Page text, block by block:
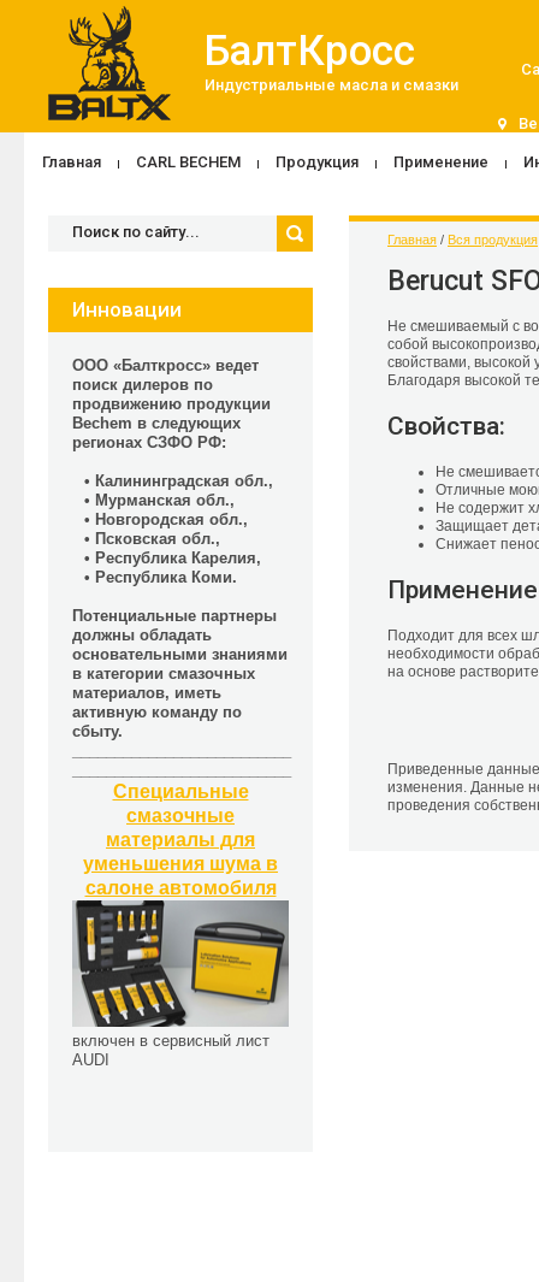
БалтКросс
Индустриальные масла и смазки
Главная CARL BECHEM Продукция Применение
Инновации
ООО «Балткросс» ведет
поиск дилеров по
продвижению продукции
Bechem в следующих
регионах СЗФО РФ:
• Калининградская обл.,
• Мурманская обл.,
• Новгородская обл.,
• Псковская обл.,
• Республика Карелия,
• Республика Коми.
Потенциальные партнеры
должны обладать
основательными знаниями
в категории смазочных
материалов, иметь
активную команду по
сбыту.
Специальные
смазочные
материалы для
уменьшения шума в
салоне автомобиля
включен в сервисный лист
AUDI
Главная / Вся продукция
Berucut
Не смешиваемый с
собой
свойствами, высокой
Благодаря высокой
Свойства:
Не
Отличные
Не содержит
Защищает
Снижает
Подходит для всех
необходимости
на основе
Приведенные данные
изменения. Данные
проведения